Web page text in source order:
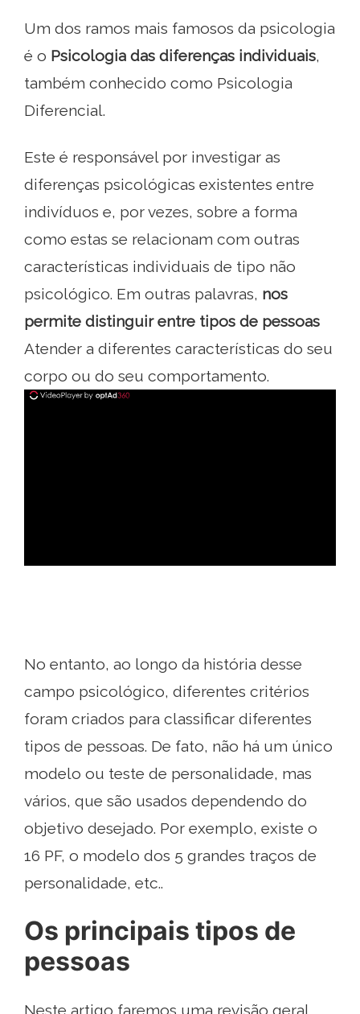
Um dos ramos mais famosos da psicologia
é o Psicologia das diferenças individuais,
também conhecido como Psicologia
Diferencial.
Este é responsável por investigar as
diferenças psicológicas existentes entre
indivíduos e, por vezes, sobre a forma
como estas se relacionam com outras
características individuais de tipo não
psicológico. Em outras palavras, nos
permite distinguir entre tipos de pessoas
Atender a diferentes características do seu
corpo ou do seu comportamento.
No entanto, ao longo da história desse
campo psicológico, diferentes critérios
foram criados para classificar diferentes
tipos de pessoas. De fato, não há um único
modelo ou teste de personalidade, mas
vários, que são usados ​​dependendo do
objetivo desejado. Por exemplo, existe o
16 PF, o modelo dos 5 grandes traços de
personalidade, etc..
Os principais tipos de
pessoas
Neste artigo faremos uma revisão geral